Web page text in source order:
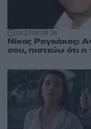
18:2708.08.26
Νίκος Ρογκάκος:
σου, πιστεύω ότι